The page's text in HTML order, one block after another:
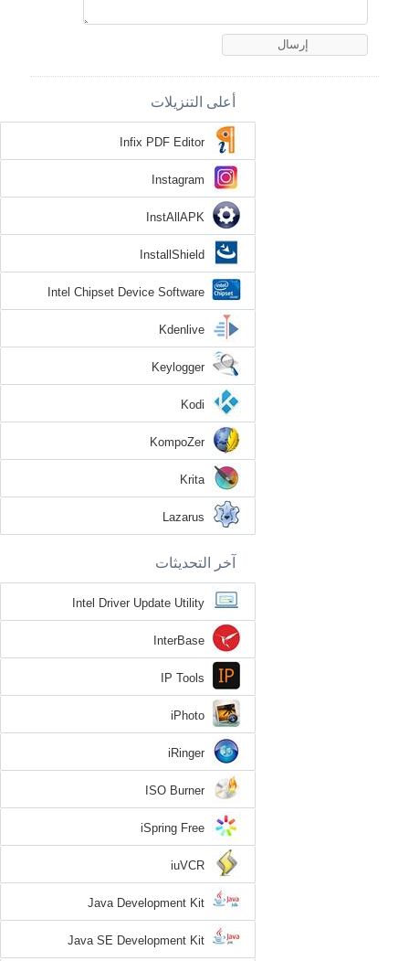
أعلى التنزيلات
Infix PDF Editor
Instagram
InstAllAPK
InstallShield
Intel Chipset Device Software
Kdenlive
Keylogger
Kodi
KompoZer
Krita
Lazarus
آخر التحديثات
Intel Driver Update Utility
InterBase
IP Tools
iPhoto
iRinger
ISO Burner
iSpring Free
iuVCR
Java Development Kit
Java SE Development Kit